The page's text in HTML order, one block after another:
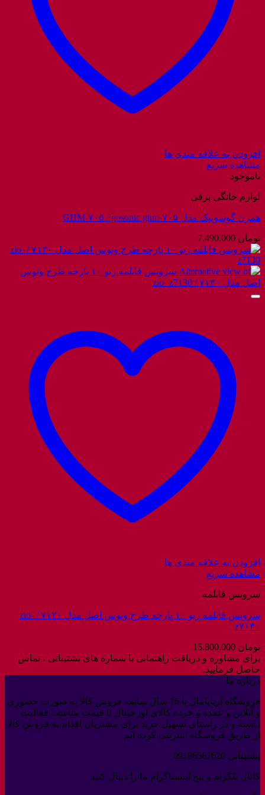
افزودن به علاقه مندی ها
مشاهده سریع
ناموجود
لوازم خانگی برقی
همزن گوسونیک مدل GHM-۷۰۵ / gosonic ghm-۷۰۵
تومان
افزودن به علاقه مندی ها
مشاهده سریع
سرویس قابلمه
سرویس قابلمه زیو ۱۰ پارچه طرح ونوس اصل مدل ۷۱۳۰ / zio-
z۷۱۳۰
تومان
برای مشاوره و دریافت راهنمایی با شماره های پشتیبانی ، تماس
حاصل فرمایید.
درباره ما
فروشگاه آربابامال با 16 سال سابقه فروش کالا به صورت حضوری
و آنلاین و عمده و خرده کالای اورجینال با قیمت مناسب فعالیت
داشته و در راستای تسهیل خرید برای مشتریان اقدام به فروش کالا
از طریق فروشگاه اینترنتی کرده ایم.
پشتیبانی 09186567620
کانال تلگرام و پیج اینستاگرام ما را دنبال کنید.